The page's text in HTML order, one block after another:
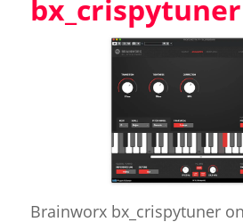
bx_crispytuner
Brainworx bx_crispytuner